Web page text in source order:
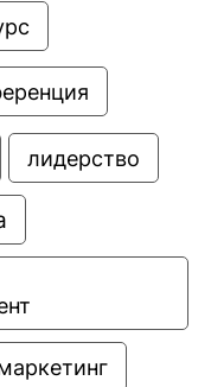
лидерство